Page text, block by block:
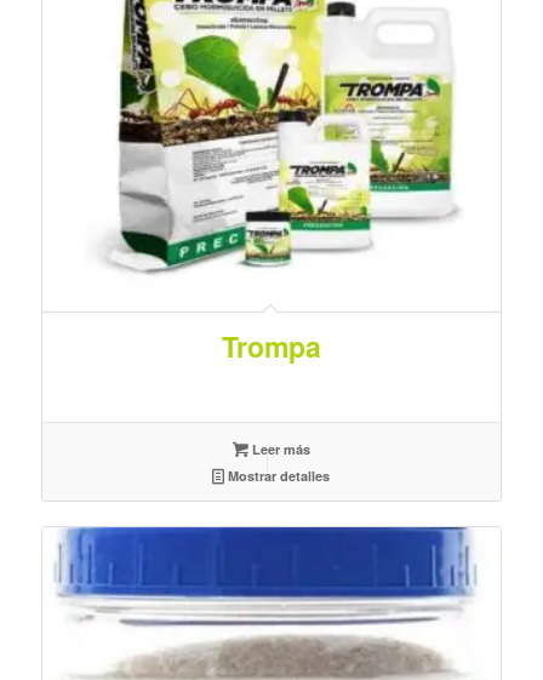
Trompa
Leer más
Mostrar detalles